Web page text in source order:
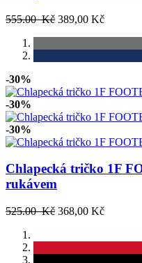
555.00 Kč 389,00 Kč
-30%
-30%
-30%
Chlapecká tričko 1F
rukávem
525.00 Kč 368,00 Kč